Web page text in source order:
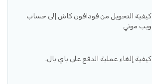
كيفية التحويل من فودافون كاش إلى حساب
ويب موني
كيفية إلغاء عملية الدفع على باي بال.